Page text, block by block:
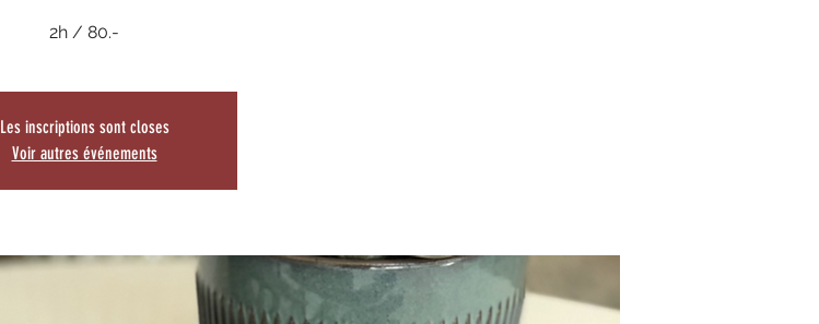
2h / 80.-
Les inscriptions sont closes
Voir autres événements